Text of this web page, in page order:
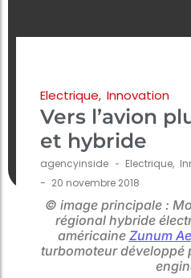
Electrique, Innovation
Vers l’avion
et hybride
agencyinside - Electrique,
- 20 novembre 2018
© image principale :
régional hybride
américaine Zunum
turbomoteur développé